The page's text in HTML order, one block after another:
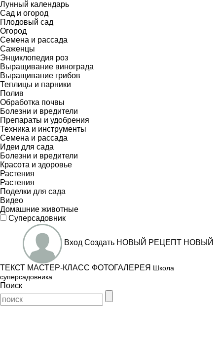
Лунный календарь
Сад и огород
Плодовый сад
Огород
Семена и рассада
Саженцы
Энциклопедия роз
Выращивание винограда
Выращивание грибов
Теплицы и парники
Полив
Обработка почвы
Болезни и вредители
Препараты и удобрения
Техника и инструменты
Семена и рассада
Идеи для сада
Болезни и вредители
Красота и здоровье
Растения
Растения
Поделки для сада
Видео
Домашние животные
Суперсадовник
Вход Создать НОВЫЙ РЕЦЕПТ НОВЫЙ
ТЕКСТ МАСТЕР-КЛАСС ФОТОГАЛЕРЕЯ Школа
суперсадовника
Поиск